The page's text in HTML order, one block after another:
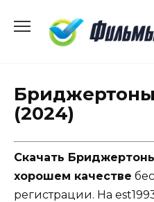
содержанию
Бриджертоны
(2024)
Скачать
хорошем качестве
регистрации. На